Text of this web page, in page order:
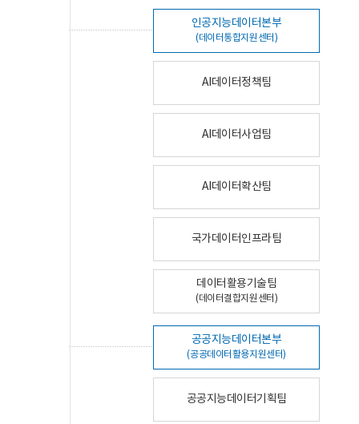
인공지능데이터본부
(데이터통합지원센터)
AI데이터정책팀
AI데이터사업팀
AI데이터확산팀
국가데이터인프라팀
데이터활용기술팀
(데이터결합지원센터)
공공지능데이터본부
(공공데이터활용지원센터)
공공지능데이터기획팀